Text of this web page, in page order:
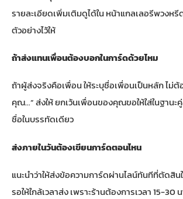
รายละเอียดเพิ่มเติมดูได้ในหน้าแกลเลอรีพวงหรี
ตัวอย่างไว้ให้
ถ้าส่งแทนเพื่อนต้องบอกในการ์ดด้วยไหม
ถ้าผู้ส่งจริงคือเพื่อน ให้ระบุชื่อเพื่อนเป็นหลัก ไม่ต้
คุณ…” ส่งให้ ยกเว้นเพื่อนของคุณขอให้ใส่ในฐานะ
ชื่อในบรรทัดเดียว
ส่งภายในวันต้องเขียนการ์ดตอนไหน
แนะนำว่าให้ส่งข้อความการ์ดผ่านไลน์ทันทีที่ตัดสิ
รอให้ใกล้เวลาส่ง เพราะร้านต้องการเวลา 15-30